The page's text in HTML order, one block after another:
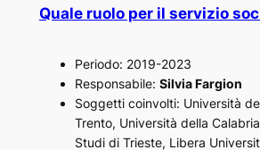
Quale ruolo per il servizio
Periodo: 2019-2023
Responsabile: Silvia Fargion
Soggetti coinvolti: Università
Trento, Università della
Studi di Trieste, Libera